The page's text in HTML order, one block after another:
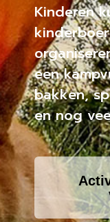
Kinderen
een
bakken,
en nog